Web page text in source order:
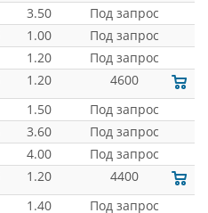
3.50
Под запрос
1.00
Под запрос
1.20
Под запрос
1.20
4600
1.50
Под запрос
3.60
Под запрос
4.00
Под запрос
1.20
4400
1.40
Под запрос